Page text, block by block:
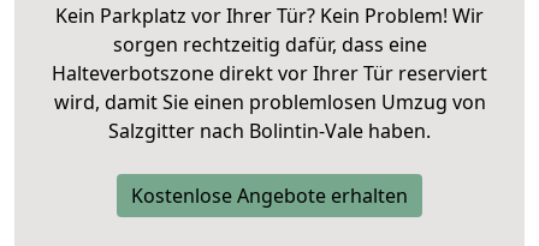
Kein Parkplatz vor Ihrer Tür? Kein Problem! Wir
sorgen rechtzeitig dafür, dass eine
Halteverbotszone direkt vor Ihrer Tür reserviert
wird, damit Sie einen problemlosen Umzug von
Salzgitter nach Bolintin-Vale haben.
Kostenlose Angebote erhalten